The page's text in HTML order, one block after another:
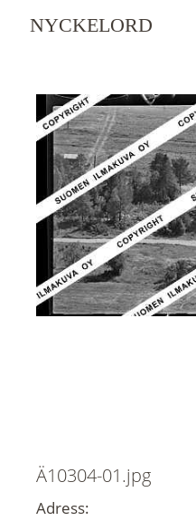
NYCKELORD
Ä10304-01.jpg
Adress: